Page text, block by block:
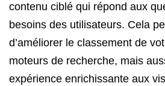
contenu ciblé qui répond aux
besoins des utilisateurs. Cela
d’améliorer le classement de
moteurs de recherche, mais
expérience enrichissante aux